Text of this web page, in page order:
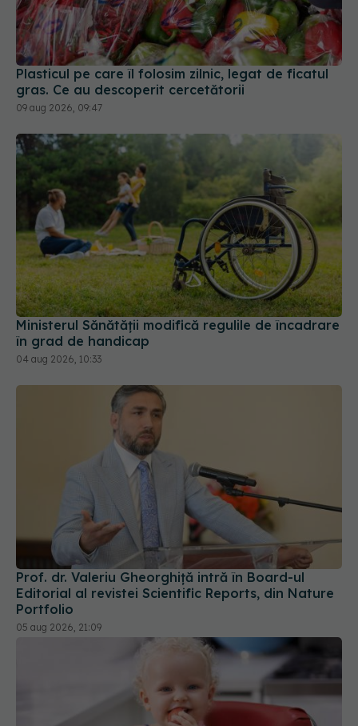
gras. Ce au descoperit cercetătorii
09 aug 2026, 09:47
Ministerul Sănătății modifică regulile de încadrare
în grad de handicap
04 aug 2026, 10:33
Prof. dr. Valeriu Gheorghiță intră în Board-ul
Editorial al revistei Scientific Reports, din Nature
Portfolio
05 aug 2026, 21:09